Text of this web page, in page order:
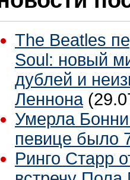
The Beatles
Soul: новый
дублей и
Леннона
Умерла
певице было
Ринго Старр